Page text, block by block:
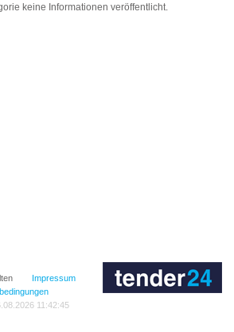
keine Informationen veröffentlicht.
Impressum
11:42:45